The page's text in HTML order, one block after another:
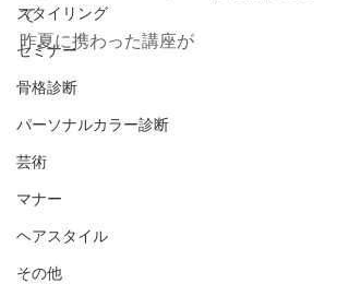
スタイリング
セミナー
骨格診断
パーソナルカラー診断
芸術
マナー
ヘアスタイル
その他
て
昨夏に携わった講座が